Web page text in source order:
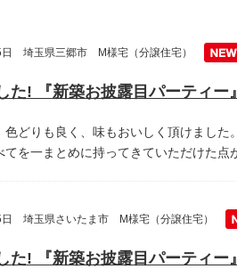
日 埼玉県三郷市 M様宅（分譲住宅）
色どりも良く、味もおいしく頂けました
てを一まとめに持ってきていただけた点
埼玉県さいたま市 M様宅（分譲住宅）